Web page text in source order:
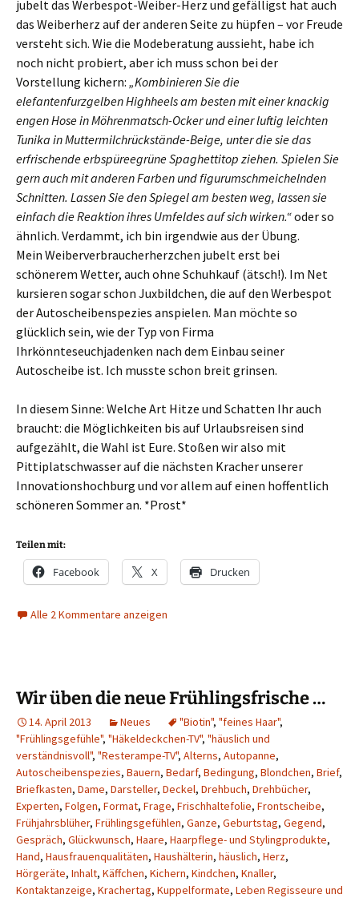
jubelt das Werbespot-Weiber-Herz und gefälligst hat auch
das Weiberherz auf der anderen Seite zu hüpfen – vor Freude
versteht sich. Wie die Modeberatung aussieht, habe ich
noch nicht probiert, aber ich muss schon bei der
Vorstellung kichern: „Kombinieren Sie die
elefantenfurzgelben Highheels am besten mit einer knackig
engen Hose in Möhrenmatsch-Ocker und einer luftig leichten
Tunika in Muttermilchrückstände-Beige, unter die sie das
erfrischende erbspüreegrüne Spaghettitop ziehen. Spielen Sie
gern auch mit anderen Farben und figurumschmeichelnden
Schnitten. Lassen Sie den Spiegel am besten weg, lassen sie
einfach die Reaktion ihres Umfeldes auf sich wirken.“oder so
ähnlich. Verdammt, ich bin irgendwie aus der Übung.
Mein Weiberverbraucherherzchen jubelt erst bei
schönerem Wetter, auch ohne Schuhkauf (ätsch!). Im Net
kursieren sogar schon Juxbildchen, die auf den Werbespot
der Autoscheibenspezies anspielen. Man möchte so
glücklich sein, wie der Typ von Firma
Ihrkönnteseuchjadenken nach dem Einbau seiner
Autoscheibe ist. Ich musste schon breit grinsen.
In diesem Sinne: Welche Art Hitze und Schatten Ihr auch
braucht: die Möglichkeiten bis auf Urlaubsreisen sind
aufgezählt, die Wahl ist Eure. Stoßen wir also mit
Pittiplatschwasser auf die nächsten Kracher unserer
Innovationshochburg und vor allem auf einen hoffentlich
schöneren Sommer an. *Prost*
Teilen mit:
Facebook X Drucken
Alle 2 Kommentare anzeigen
Wir üben die neue Frühlingsfrische …
14. April 2013 Neues "Biotin", "feines Haar",
"Frühlingsgefühle", "Häkeldeckchen-TV", "häuslich und
verständnisvoll", "Resterampe-TV", Alterns, Autopanne,
Autoscheibenspezies, Bauern, Bedarf, Bedingung, Blondchen, Brief,
Briefkasten, Dame, Darsteller, Deckel, Drehbuch, Drehbücher,
Experten, Folgen, Format, Frage, Frischhaltefolie, Frontscheibe,
Frühjahrsblüher, Frühlingsgefühlen, Ganze, Geburtstag, Gegend,
Gespräch, Glückwunsch, Haare, Haarpflege- und Stylingprodukte,
Hand, Hausfrauenqualitäten, Haushälterin, häuslich, Herz,
Hörgeräte, Inhalt, Käffchen, Kichern, Kindchen, Knaller,
Kontaktanzeige, Krachertag, Kuppelformate, Leben Regisseure und